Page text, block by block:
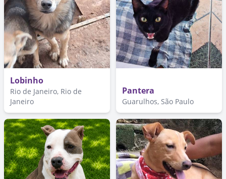
Lobinho
Rio de Janeiro, Rio de
Janeiro
Pantera
Guarulhos, São Paulo